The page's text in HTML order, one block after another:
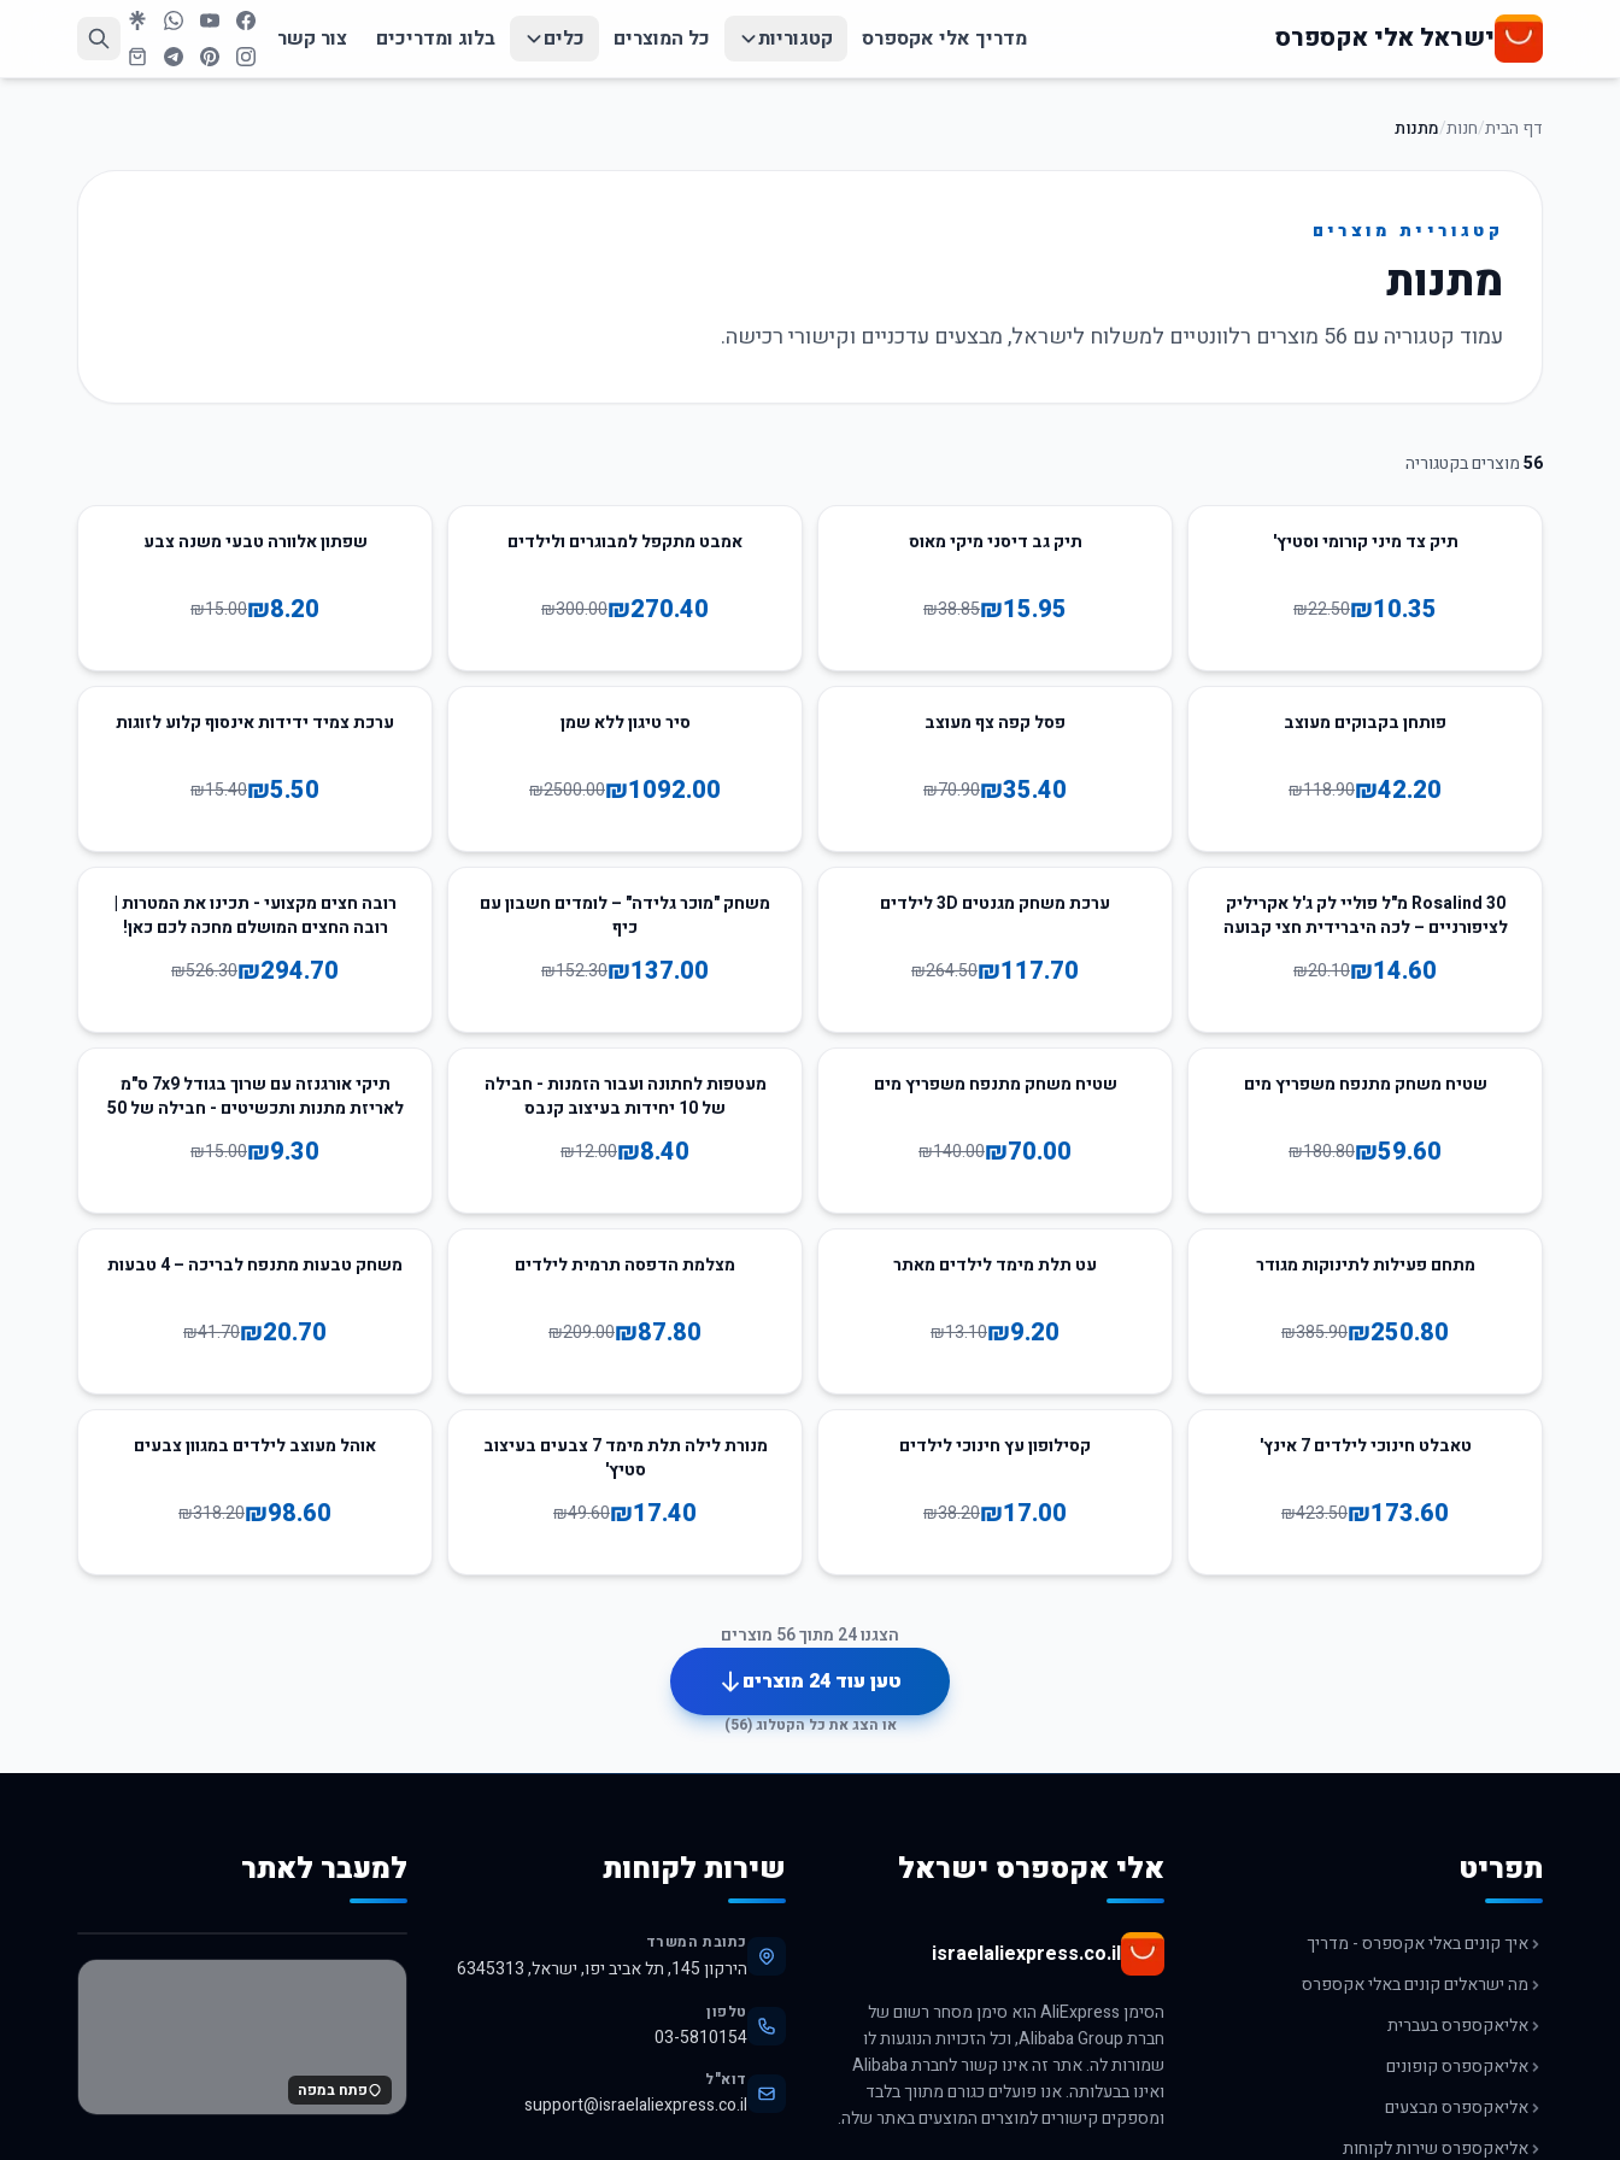
ישראל אלי אקספרס מדריך אלי אקספרס קטגוריות כל המוצרים כלים בלוג ומדריכים צור קשר
דף הבית/חנות/מתנות
קטגוריית מוצרים
מתנות
עמוד קטגוריה עם 56 מוצרים רלוונטיים למשלוח לישראל, מבצעים עדכניים וקישורי רכישה.
56מוצרים בקטגוריה
תיק צד מיני קורומי וסטיץ'
₪10.35
₪22.50
תיק גב דיסני מיקי מאוס
₪15.95
₪38.85
אמבט מתקפל למבוגרים ולילדים
₪270.40
₪300.00
שפתון אלוורה טבעי משנה צבע
₪8.20
₪15.00
פותחן בקבוקים מעוצב
₪42.20
₪118.90
פסל קפה צף מעוצב
₪35.40
₪70.90
סיר טיגון ללא שמן
₪1092.00
₪2500.00
64
ערכת צמיד ידידות אינסוף קלוע לזוגות
₪5.50
₪15.40
27
Rosalind 30 מ"ל פוליי לק ג'ל אקריליק
לציפורניים – לכה היברידית חצי קבועה
₪14.60
₪20.10
ערכת משחק מגנטים 3D לילדים
₪117.70
₪264.50
10
משחק "מוכר גלידה" – לומדים חשבון עם
כיף
₪137.00
₪152.30
44
רובה חצים מקצועי - תכינו את המטרות |
רובה החצים המושלם מחכה לכם כאן!
₪294.70
₪526.30
שטיח משחק מתנפח משפריץ מים
₪59.60
₪180.80
שטיח משחק מתנפח משפריץ מים
₪70.00
₪140.00
30
מעטפות לחתונה ועבור הזמנות - חבילה
של 10 יחידות בעיצוב קנבס
₪8.40
₪12.00
38
תיקי אורגנזה עם שרוך בגודל 7x9 ס"מ
לאריזת מתנות ותכשיטים - חבילה של 50
₪9.30
₪15.00
מתחם פעילות לתינוקות מגודר
₪250.80
₪385.90
עט תלת מימד לילדים מאתר
₪9.20
₪13.10
מצלמת הדפסה תרמית לילדים
₪87.80
₪209.00
50
משחק טבעות מתנפח לבריכה – 4 טבעות
₪20.70
₪41.70
טאבלט חינוכי לילדים 7 אינץ'
₪173.60
₪423.50
קסילופון עץ חינוכי לילדים
₪17.00
₪38.20
65
מנורת לילה תלת מימד 7 צבעים בעיצוב
סטיץ'
₪17.40
₪49.60
אוהל מעוצב לילדים במגוון צבעים
₪98.60
₪318.20
הצגנו24 מתוך56 מוצרים
טען עוד 24 מוצרים
או הצג את כל הקטלוג (56
)
תפריט
איך קונים באלי אקספרס - מדריך
מה ישראלים קונים באלי אקספרס
אליאקספרס בעברית
אליאקספרס קופונים
אליאקספרס מבצעים
אליאקספרס שירות לקוחות
אלי אקספרס ישראל
israelaliexpress.co.il
הסימן AliExpress הוא סימן מסחר רשום של
חברת Alibaba Group, וכל הזכויות הנוגעות לו
שמורות לה. אתר זה אינו קשור לחברת Alibaba
ואינו בבעלותה. אנו פועלים כגורם מתווך בלבד
ומספקים קישורים למוצרים המוצעים באתר שלה.
שירות לקוחות
כתובת המשרד
הירקון 145, תל אביב יפו, ישראל, 6345313
טלפון
03-5810154
דוא"ל
support@israelaliexpress.co.il
למעבר לאתר
לרכישה באלי אקספרס
פתח במפה